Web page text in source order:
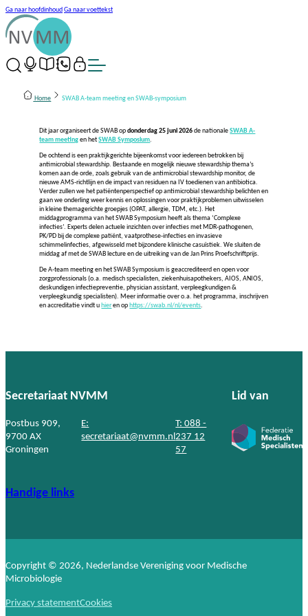
Ga naar hoofdinhoud Ga naar voettekst
Home SWAB A-team meeting en SWAB-symposium
Dit jaar organiseert de SWAB opdonderdag 25 juni 2026de nationaleSWAB A-
team meetingen hetSWAB Symposium.
De ochtend is een praktijkgerichte bijeenkomst voor iedereen betrokken bij
antimicrobial stewardship. Bestaande en mogelijk nieuwe stewardship thema’s
komen aan de orde, zoals gebruik van de antimicrobial stewardship monitor, de
nieuwe AMS-richtlijn en de impact van residuen na IV toedienen van antibiotica.
Verder zullen we het patiëntenperspectief op antimicrobial stewardship belichten en
gaan we onderling weer kennis en oplossingen voor praktijkproblemen uitwisselen
in kleine themagerichte groepjes (OPAT, allergie, TDM, etc.). Het
middagprogramma van het SWAB Symposium heeft als thema ‘Complexe
infecties’. Experts delen actuele inzichten over infecties met MDR-pathogenen,
PK/PD bij de complexe patiënt, vaatprothese-infecties en invasieve
schimmelinfecties, afgewisseld met bijzondere klinische casuïstiek. We sluiten de
middag af met de SWAB lecture en de uitreiking van de Jan Prins Proefschriftprijs.
De A-team meeting en het SWAB Symposium is geaccrediteerd en open voor
zorgprofessionals (o.a. medisch specialisten, ziekenhuisapothekers, AIOS, ANIOS,
deskundigen infectiepreventie, physician assistant, verpleegkundigen &
verpleegkundig specialisten). Meer informatie over o.a. het programma, inschrijven
en accreditatie vindt uhieren ophttps://swab.nl/nl/events.
Secretariaat NVMM
Postbus 909,
9700 AX
Groningen
E:
secretariaat@nvmm.nl
T: 088 -
237 12
57
Lid van
Handige links
Copyright © 2026, Nederlandse Vereniging voor Medische
Microbiologie
Privacy statementCookies